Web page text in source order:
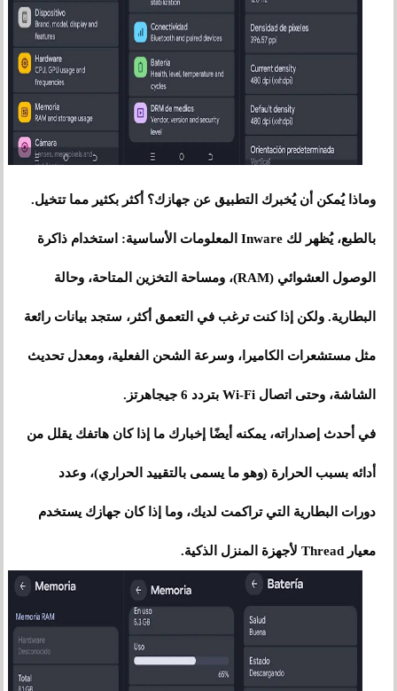
وماذا يُمكن أن يُخبرك التطبيق عن جهازك؟ أكثر بكثير مما تتخيل.
بالطبع، يُظهر لك Inware المعلومات الأساسية: استخدام ذاكرة
الوصول العشوائي (RAM)، ومساحة التخزين المتاحة، وحالة
البطارية. ولكن إذا كنت ترغب في التعمق أكثر، ستجد بيانات رائعة
مثل مستشعرات الكاميرا، وسرعة الشحن الفعلية، ومعدل تحديث
الشاشة، وحتى اتصال Wi-Fi بتردد 6 جيجاهرتز.
في أحدث إصداراته، يمكنه أيضًا إخبارك ما إذا كان هاتفك يقلل من
أدائه بسبب الحرارة (وهو ما يسمى بالتقييد الحراري)، وعدد
دورات البطارية التي تراكمت لديك، وما إذا كان جهازك يستخدم
معيار Thread لأجهزة المنزل الذكية.